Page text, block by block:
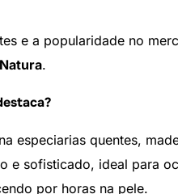
e a popularidade no
.
especiarias quentes,
e sofisticado, ideal para
por horas na pele.